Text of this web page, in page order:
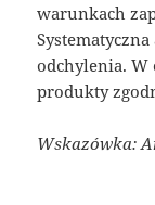
warunkach
odchylenia. W
produkty
Wskazówka: